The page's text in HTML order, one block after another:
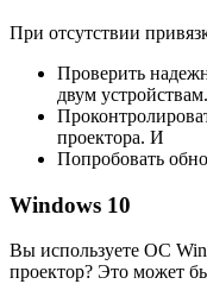
При отсутствии
Проверить
двум устройствам.
проектора. И
Попробовать
Windows 10
Вы используете ОС
проектор? Это может